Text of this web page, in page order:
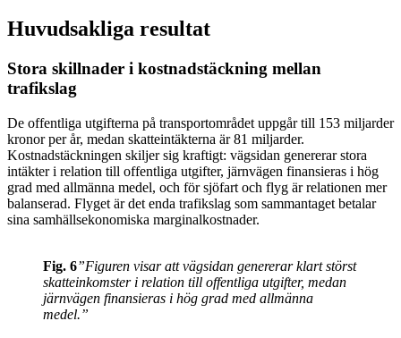
Huvudsakliga resultat
Stora skillnader i kostnadstäckning mellan
trafikslag
De offentliga utgifterna på transportområdet uppgår till 153 miljarder
kronor per år, medan skatteintäkterna är 81 miljarder.
Kostnadstäckningen skiljer sig kraftigt: vägsidan genererar stora
intäkter i relation till offentliga utgifter, järnvägen finansieras i hög
grad med allmänna medel, och för sjöfart och flyg är relationen mer
balanserad. Flyget är det enda trafikslag som sammantaget betalar
sina samhällsekonomiska marginalkostnader.
Fig. 6”Figuren visar att vägsidan genererar klart störst
skatteinkomster i relation till offentliga utgifter, medan
järnvägen finansieras i hög grad med allmänna
medel.”